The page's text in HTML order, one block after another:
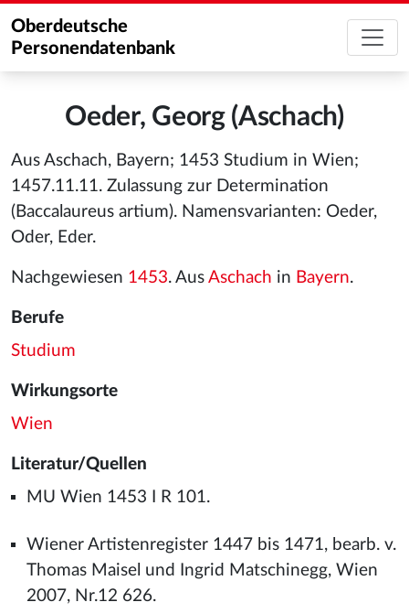
Oberdeutsche
Personendatenbank
Oeder, Georg (Aschach)
Aus Aschach, Bayern; 1453 Studium in Wien;
1457.11.11. Zulassung zur Determination
(Baccalaureus artium). Namensvarianten: Oeder,
Oder, Eder.
Nachgewiesen 1453. Aus Aschach in Bayern.
Berufe
Studium
Wirkungsorte
Wien
Literatur/Quellen
MU Wien 1453 I R 101.
Wiener Artistenregister 1447 bis 1471, bearb. v.
Thomas Maisel und Ingrid Matschinegg, Wien
2007, Nr.12 626.